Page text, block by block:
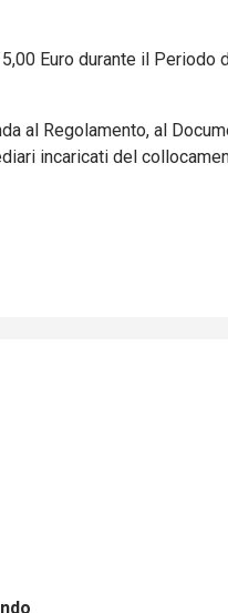
Euro durante il
al Regolamento, al
incaricati del